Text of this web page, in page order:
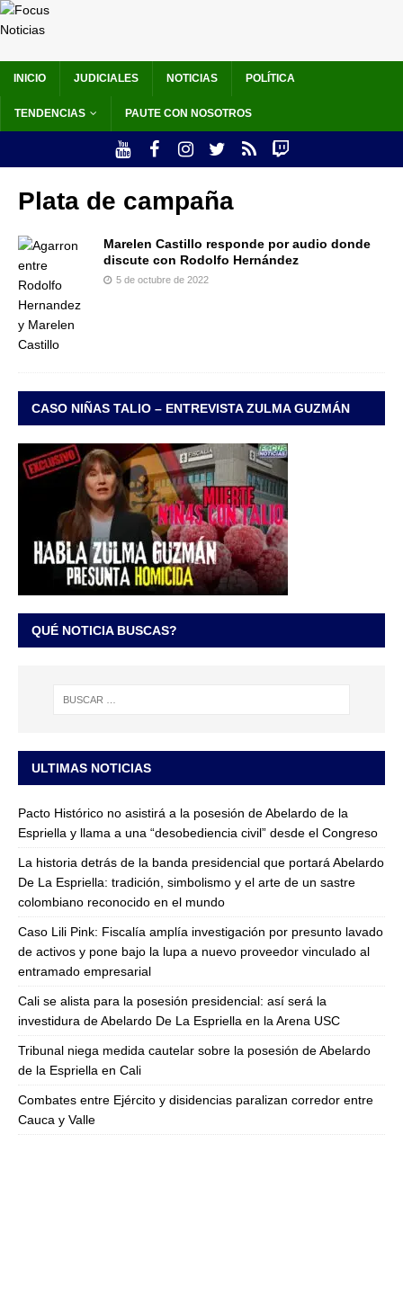
INICIO JUDICIALES NOTICIAS POLÍTICA
TENDENCIAS PAUTE CON NOSOTROS
Plata de campaña
Marelen Castillo responde por audio donde
discute con Rodolfo Hernández
5 de octubre de 2022
CASO NIÑAS TALIO – ENTREVISTA ZULMA GUZMÁN
QUÉ NOTICIA BUSCAS?
ULTIMAS NOTICIAS
Pacto Histórico no asistirá a la posesión de Abelardo de la
Espriella y llama a una “desobediencia civil” desde el Congreso
La historia detrás de la banda presidencial que portará Abelardo
De La Espriella: tradición, simbolismo y el arte de un sastre
colombiano reconocido en el mundo
Caso Lili Pink: Fiscalía amplía investigación por presunto lavado
de activos y pone bajo la lupa a nuevo proveedor vinculado al
entramado empresarial
Cali se alista para la posesión presidencial: así será la
investidura de Abelardo De La Espriella en la Arena USC
Tribunal niega medida cautelar sobre la posesión de Abelardo
de la Espriella en Cali
Combates entre Ejército y disidencias paralizan corredor entre
Cauca y Valle